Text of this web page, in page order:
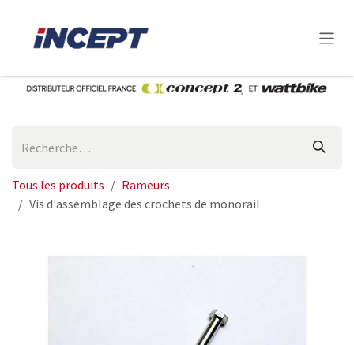
Tous les produits
Rameurs
Vis d'assemblage des crochets de monorail